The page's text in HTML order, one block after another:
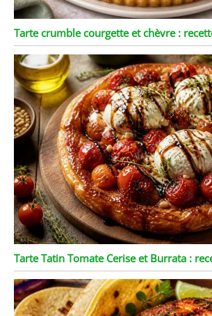
Tarte crumble courgette et chèvre :
Tarte Tatin Tomate Cerise et Burrata :